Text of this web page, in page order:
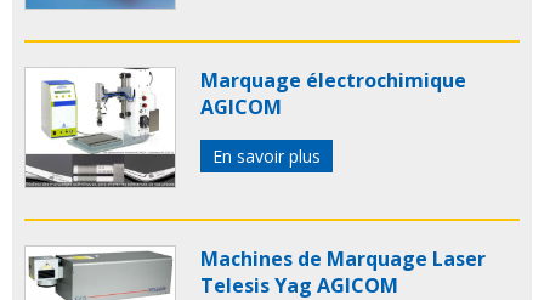
Marquage électrochimique
AGICOM
En savoir plus
Machines de Marquage Laser
Telesis Yag AGICOM